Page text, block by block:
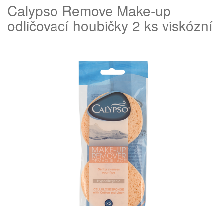
Calypso Remove Make-up
odličovací houbičky 2 ks viskózní